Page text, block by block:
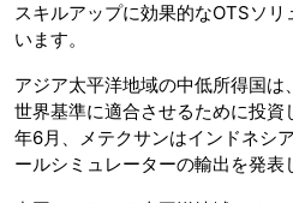
スキルアップに効果的なOTSソ
います。
アジア太平洋地域の中低所得国
世界基準に適合させるために投
年6月、メテクサンはインドネシ
ールシミュレーターの輸出を発表